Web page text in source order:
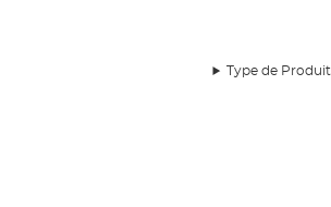
Type de Produit